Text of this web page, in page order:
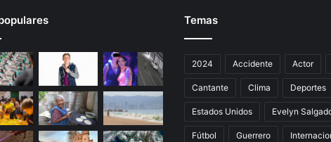
Temas
2024 Accidente Actor
Cantante Clima Deportes
Estados Unidos Evelyn
Fútbol Guerrero